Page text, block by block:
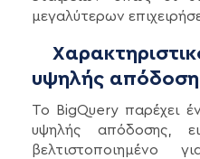
μεγαλύτερων
υψηλής
Το BigQuery παρέχει
υψηλής απόδοσης,
βελτιστοποιημένο